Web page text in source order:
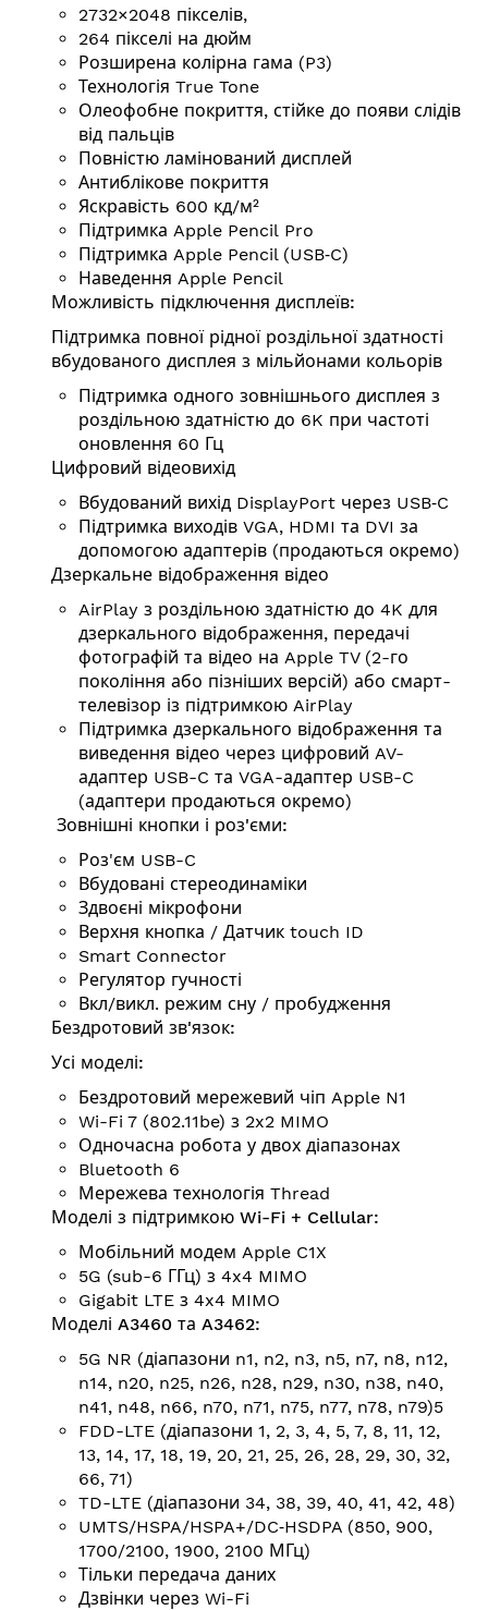
2732×2048 пікселів,
264 пікселі на дюйм
Розширена колірна гама (P3)
Технологія True Tone
Олеофобне покриття, стійке до появи слідів
від пальців
Повністю ламінований дисплей
Антиблікове покриття
Яскравість 600 кд/⁠м²
Підтримка Apple Pencil Pro
Підтримка Apple Pencil (USB‑C)
Наведення Apple Pencil
Можливість підключення дисплеїв:
Підтримка повної рідної роздільної здатності
вбудованого дисплея з мільйонами кольорів
Підтримка одного зовнішнього дисплея з
роздільною здатністю до 6K при частоті
оновлення 60 Гц
Цифровий відеовихід
Вбудований вихід DisplayPort через USB‑C
Підтримка виходів VGA, HDMI та DVI за
допомогою адаптерів (продаються окремо)
Дзеркальне відображення відео
AirPlay з роздільною здатністю до 4K для
дзеркального відображення, передачі
фотографій та відео на Apple TV (2-го
покоління або пізніших версій) або смарт-
телевізор із підтримкою AirPlay
Підтримка дзеркального відображення та
виведення відео через цифровий AV-
адаптер USB-C та VGA-адаптер USB-C
(адаптери продаються окремо)
Зовнішні кнопки і роз'єми:
Роз'єм USB-C
Вбудовані стереодинаміки
Здвоєні мікрофони
Верхня кнопка / Датчик touch ID
Smart Connector
Регулятор гучності
Вкл/викл. режим сну / пробудження
Бездротовий зв'язок:
Усі моделі:
Бездротовий мережевий чіп Apple N1
Wi-Fi 7 (802.11be) з 2x2 MIMO
Одночасна робота у двох діапазонах
Bluetooth 6
Мережева технологія Thread
Моделі з підтримкою Wi-Fi + Cellular:
Мобільний модем Apple C1X
5G (sub-6 ГГц) з 4x4 MIMO
Gigabit LTE з 4x4 MIMO
Моделі A3460 та A3462:
5G NR (діапазони n1, n2, n3, n5, n7, n8, n12,
n14, n20, n25, n26, n28, n29, n30, n38, n40,
n41, n48, n66, n70, n71, n75, n77, n78, n79)5
FDD-LTE (діапазони 1, 2, 3, 4, 5, 7, 8, 11, 12,
13, 14, 17, 18, 19, 20, 21, 25, 26, 28, 29, 30, 32,
66, 71)
TD-LTE (діапазони 34, 38, 39, 40, 41, 42, 48)
UMTS/HSPA/HSPA+/DC‑HSDPA (850, 900,
1700/2100, 1900, 2100 МГц)
Тільки передача даних
Дзвінки через Wi-Fi